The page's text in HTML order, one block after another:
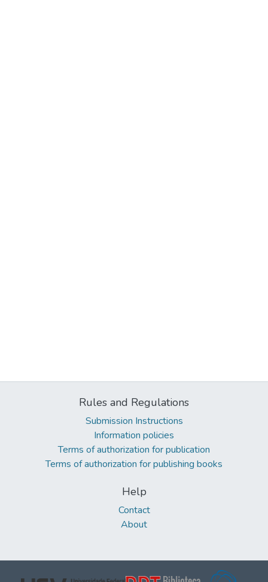
Rules and Regulations
Submission Instructions
Information policies
Terms of authorization for publication
Terms of authorization for publishing books
Help
Contact
About